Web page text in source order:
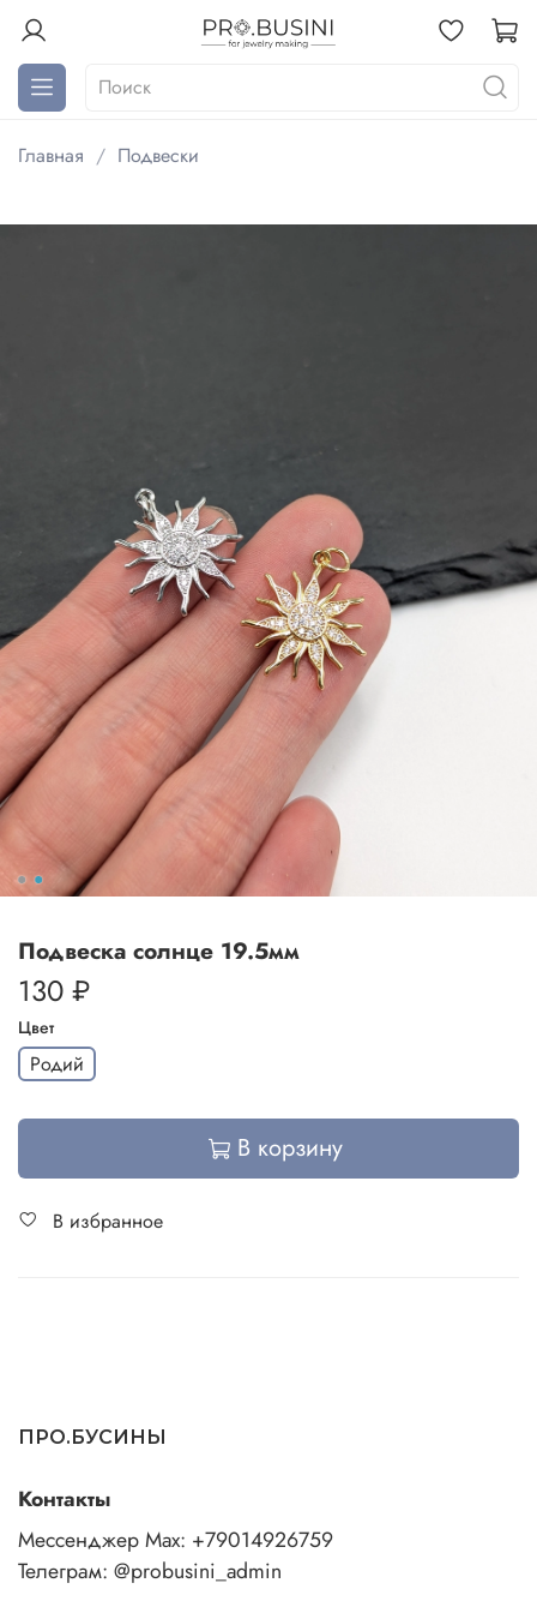
Главная Подвески
Подвеска солнце 19.5мм
130 ₽
Цвет
Родий
В корзину
В избранное
ПРО.БУСИНЫ
Контакты
Мессенджер Max: +79014926759
Телеграм: @probusini_admin